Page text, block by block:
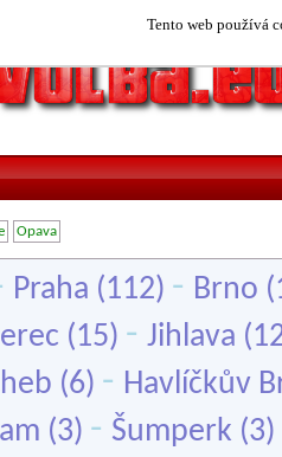
Tento web používá
Opava
Praha (112) - Brno
(15) - Jihlava
(6) - Havlíčkův
(3) - Šumperk (3)